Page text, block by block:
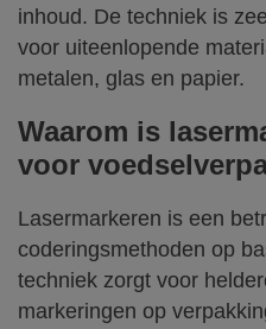
inhoud. De techniek is
voor uiteenlopende
metalen, glas en papier.
Waarom is
voor
Lasermarkeren is een
coderingsmethoden op
techniek zorgt voor
markeringen op